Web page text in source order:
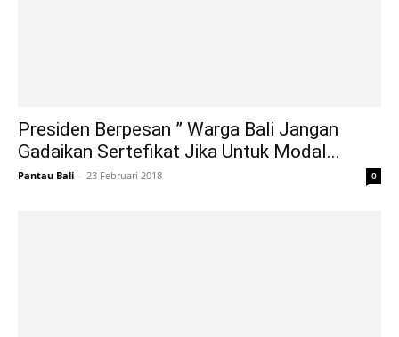
Presiden Berpesan ” Warga Bali Jangan
Gadaikan Sertefikat Jika Untuk Modal...
Pantau Bali - 23 Februari 2018 0